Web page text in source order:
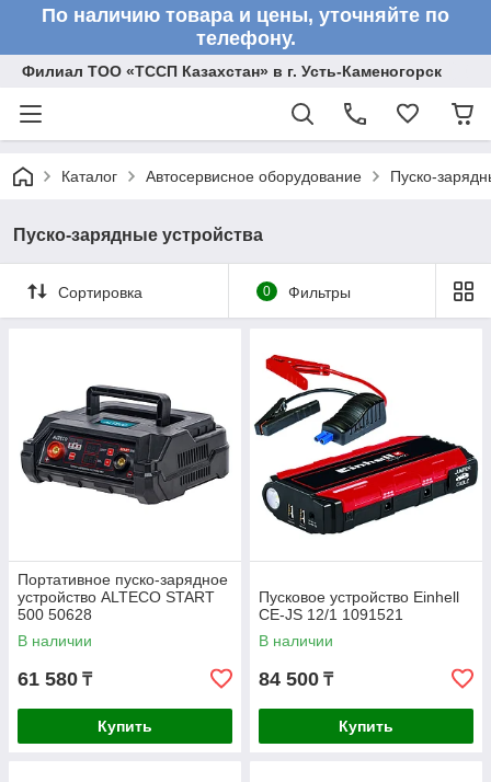
По наличию товара и цены, уточняйте по
телефону.
Филиал ТОО «ТССП Казахстан» в г. Усть-Каменогорск
Каталог Автосервисное оборудование Пуско-
Пуско-зарядные устройства
Сортировка 0 Фильтры
Портативное пуско-зарядное
устройство ALTECO START
500 50628
В наличии
61 580 ₸
Купить
Пусковое устройство Einhell
CE-JS 12/1 1091521
В наличии
84 500 ₸
Купить